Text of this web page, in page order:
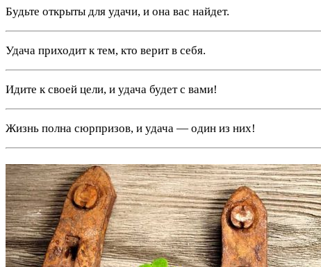
Будьте открыты для удачи, и она вас найдет.
Удача приходит к тем, кто верит в себя.
Идите к своей цели, и удача будет с вами!
Жизнь полна сюрпризов, и удача — один из них!